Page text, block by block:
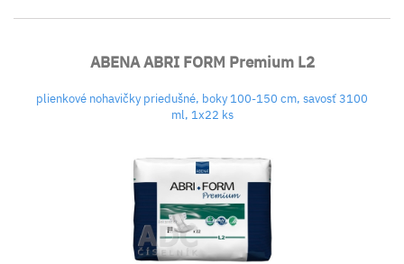
ABENA ABRI FORM Premium L2
plienkové nohavičky priedušné, boky 100-150 cm, savosť 3100
ml, 1x22 ks